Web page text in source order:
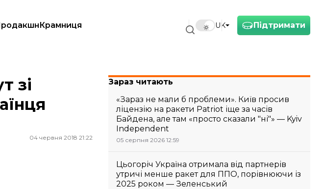
Підтримати
UK
Крамниця
зі
04 червня 2018 21:22
Зараз читають
«Зараз не мали б проблеми». Київ просив
ліцензію на ракети Patriot іще за часів
Байдена, але там «просто сказали "ні"» — Kyiv
Independent
05 серпня 2026 12:59
Цьогоріч Україна отримала від партнерів
утричі менше ракет для ППО, порівнюючи із
2025 роком — Зеленський